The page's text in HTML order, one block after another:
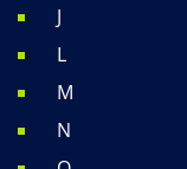
J
L
M
N